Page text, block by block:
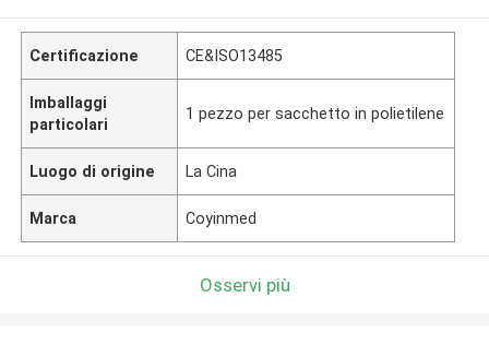
Certificazione CE&ISO13485
Imballaggi
particolari
1 pezzo per sacchetto in polietilene
Luogo di origine La Cina
Marca Coyinmed
Osservi più